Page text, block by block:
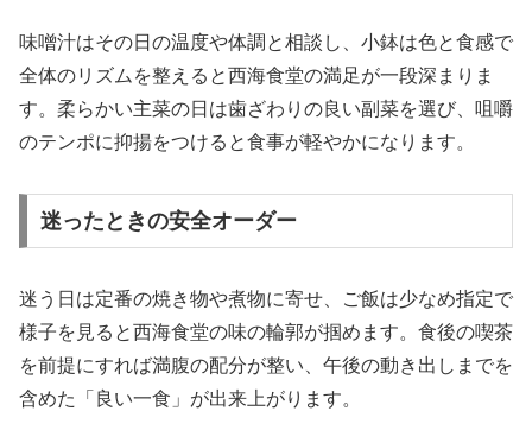
味噌汁はその日の温度や体調と相談し、小鉢は色と食感で
全体のリズムを整えると西海食堂の満足が一段深まりま
す。柔らかい主菜の日は歯ざわりの良い副菜を選び、咀嚼
のテンポに抑揚をつけると食事が軽やかになります。
迷ったときの安全オーダー
迷う日は定番の焼き物や煮物に寄せ、ご飯は少なめ指定で
様子を見ると西海食堂の味の輪郭が掴めます。食後の喫茶
を前提にすれば満腹の配分が整い、午後の動き出しまでを
含めた「良い一食」が出来上がります。